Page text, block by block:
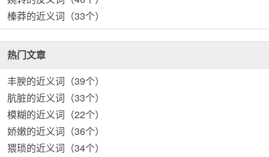
榛莽的近义词（33个）
热门文章
丰腴的近义词（39个）
肮脏的近义词（33个）
模糊的近义词（22个）
娇嫩的近义词（36个）
猥琐的近义词（34个）